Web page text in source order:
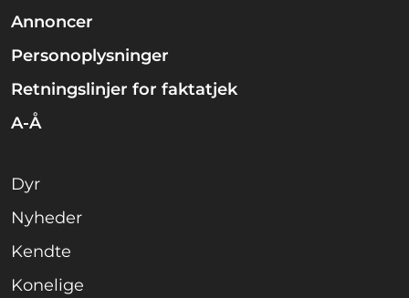
Annoncer
Personoplysninger
Retningslinjer for faktatjek
A-Å
Dyr
Nyheder
Kendte
Konelige